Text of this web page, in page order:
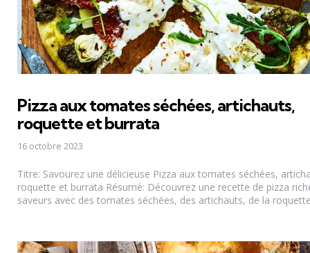
Pizza aux tomates séchées, artichauts,
roquette et burrata
16 octobre 2023
Titre: Savourez une délicieuse Pizza aux tomates séchées,
roquette et burrata Résumé: Découvrez une recette de pizza
saveurs avec des tomates séchées, des artichauts, de la